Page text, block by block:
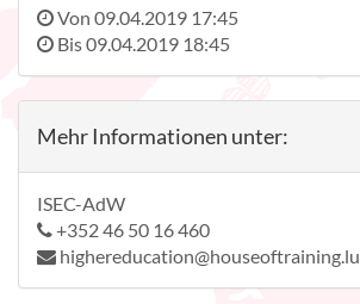
Von 09.04.2019 17:45
Bis09.04.2019 18:45
Mehr Informationen unter:
ISEC-AdW
+352 46 50 16 460
highereducation@houseoftraining.lu